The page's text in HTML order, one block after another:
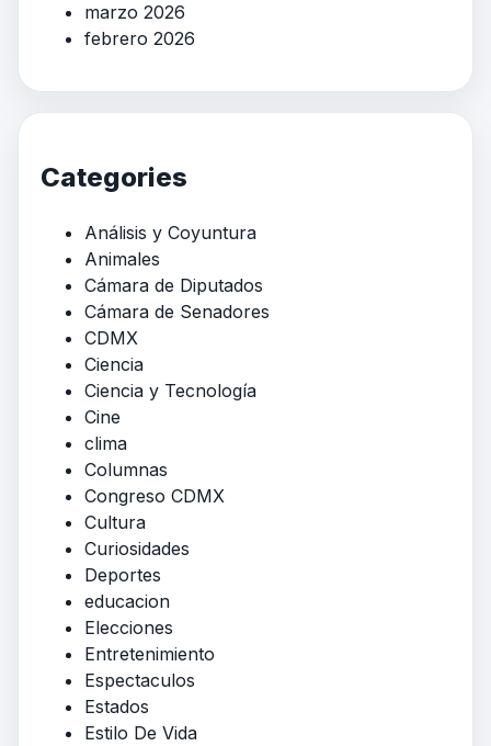
marzo 2026
febrero 2026
Categories
Análisis y Coyuntura
Animales
Cámara de Diputados
Cámara de Senadores
CDMX
Ciencia
Ciencia y Tecnología
Cine
clima
Columnas
Congreso CDMX
Cultura
Curiosidades
Deportes
educacion
Elecciones
Entretenimiento
Espectaculos
Estados
Estilo De Vida